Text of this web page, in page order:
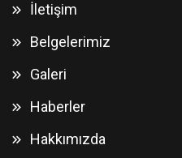
İletişim
Belgelerimiz
Galeri
Haberler
Hakkımızda